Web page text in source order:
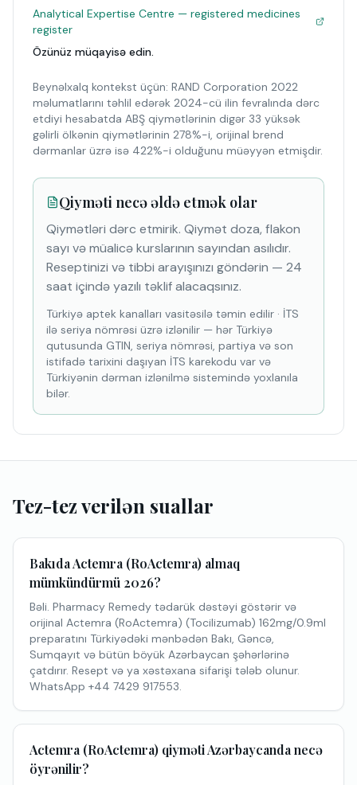
Analytical Expertise Centre — registered medicines
register
Özünüz müqayisə edin.
Beynəlxalq kontekst üçün: RAND Corporation 2022
məlumatlarını təhlil edərək 2024-cü ilin fevralında dərc
etdiyi hesabatda ABŞ qiymətlərinin digər 33 yüksək
gəlirli ölkənin qiymətlərinin 278%-i, orijinal brend
dərmanlar üzrə isə 422%-i olduğunu müəyyən etmişdir.
Qiyməti necə əldə etmək olar
Qiymətləri dərc etmirik. Qiymət doza, flakon
sayı və müalicə kurslarının sayından asılıdır.
Reseptinizi və tibbi arayışınızı göndərin — 24
saat içində yazılı təklif alacaqsınız.
Türkiyə aptek kanalları vasitəsilə təmin edilir · İTS
ilə seriya nömrəsi üzrə izlənilir — hər Türkiyə
qutusunda GTIN, seriya nömrəsi, partiya və son
istifadə tarixini daşıyan İTS karekodu var və
Türkiyənin dərman izlənilmə sistemində yoxlanıla
bilər.
Tez-tez verilən suallar
Bakıda Actemra (RoActemra) almaq
mümkündürmü 2026?
Bəli. Pharmacy Remedy tədarük dəstəyi göstərir və
orijinal Actemra (RoActemra) (Tocilizumab) 162mg/0.9ml
preparatını Türkiyədəki mənbədən Bakı, Gəncə,
Sumqayıt və bütün böyük Azərbaycan şəhərlərinə
çatdırır. Resept və ya xəstəxana sifarişi tələb olunur.
WhatsApp +44 7429 917553.
Actemra (RoActemra) qiyməti Azərbaycanda necə
öyrənilir?